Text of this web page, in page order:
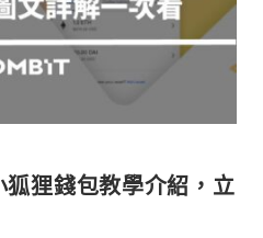
狸錢包教學介紹，立